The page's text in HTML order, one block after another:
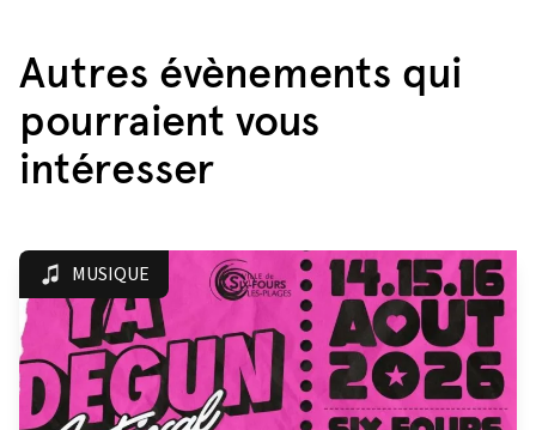
Autres évènements qui
pourraient vous
intéresser
MUSIQUE